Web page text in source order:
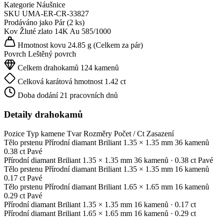
Kategorie Náušnice
SKU UMA-ER-CR-33827
Prodáváno jako Pár (2 ks)
Kov Žluté zlato 14KAu 585/1000
Hmotnost kovu 24.85 g (Celkem za pár)
Povrch Leštěný povrch
Celkem drahokamů 124 kamenů
Celková karátová hmotnost 1.42 ct
Doba dodání 21 pracovních dnů
Detaily drahokamů
Pozice Typ kamene Tvar Rozměry Počet / Ct Zasazení
Tělo prstenu Přírodní diamant Briliant 1.35 × 1.35 mm 36 kamenů
0.38 ct Pavé
Přírodní diamant Briliant 1.35 × 1.35 mm 36 kamenů · 0.38 ct Pavé
Tělo prstenu Přírodní diamant Briliant 1.35 × 1.35 mm 16 kamenů
0.17 ct Pavé
Tělo prstenu Přírodní diamant Briliant 1.65 × 1.65 mm 16 kamenů
0.29 ct Pavé
Přírodní diamant Briliant 1.35 × 1.35 mm 16 kamenů · 0.17 ct
Přírodní diamant Briliant 1.65 × 1.65 mm 16 kamenů · 0.29 ct